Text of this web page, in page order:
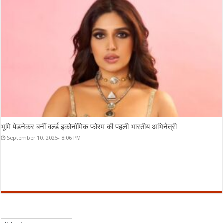
भूमि पेडनेकर बनीं वर्ल्ड इकोनॉमिक फोरम की पहली भारतीय अभिनेत्री
September 10, 2025- 8:06 PM